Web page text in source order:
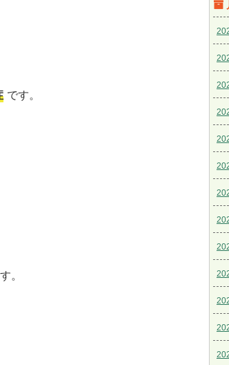
です。
す。